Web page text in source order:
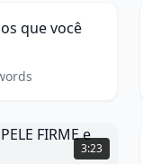
que você
3:23